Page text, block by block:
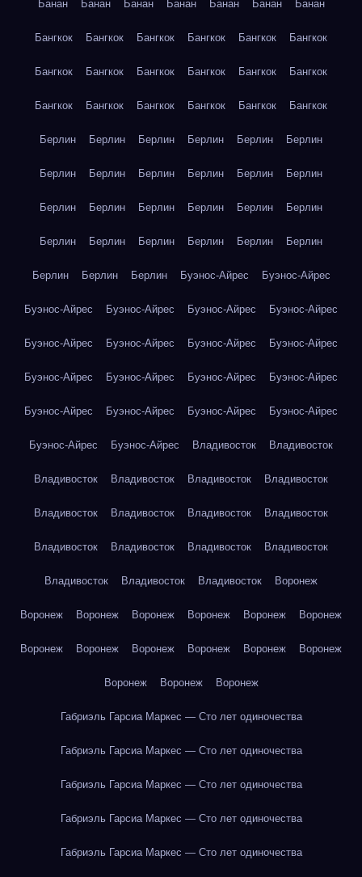
Банан Банан Банан Банан Банан Банан Банан
Бангкок Бангкок Бангкок Бангкок Бангкок Бангкок
Бангкок Бангкок Бангкок Бангкок Бангкок Бангкок
Бангкок Бангкок Бангкок Бангкок Бангкок Бангкок
Берлин Берлин Берлин Берлин Берлин Берлин
Берлин Берлин Берлин Берлин Берлин Берлин
Берлин Берлин Берлин Берлин Берлин Берлин
Берлин Берлин Берлин Берлин Берлин Берлин
Берлин Берлин Берлин Буэнос-Айрес Буэнос-Айрес
Буэнос-Айрес Буэнос-Айрес Буэнос-Айрес Буэнос-Айрес
Буэнос-Айрес Буэнос-Айрес Буэнос-Айрес Буэнос-Айрес
Буэнос-Айрес Буэнос-Айрес Буэнос-Айрес Буэнос-Айрес
Буэнос-Айрес Буэнос-Айрес Буэнос-Айрес Буэнос-Айрес
Буэнос-Айрес Буэнос-Айрес Владивосток Владивосток
Владивосток Владивосток Владивосток Владивосток
Владивосток Владивосток Владивосток Владивосток
Владивосток Владивосток Владивосток Владивосток
Владивосток Владивосток Владивосток Воронеж
Воронеж Воронеж Воронеж Воронеж Воронеж Воронеж
Воронеж Воронеж Воронеж Воронеж Воронеж Воронеж
Воронеж Воронеж Воронеж
Габриэль Гарсиа Маркес — Сто лет одиночества
Габриэль Гарсиа Маркес — Сто лет одиночества
Габриэль Гарсиа Маркес — Сто лет одиночества
Габриэль Гарсиа Маркес — Сто лет одиночества
Габриэль Гарсиа Маркес — Сто лет одиночества